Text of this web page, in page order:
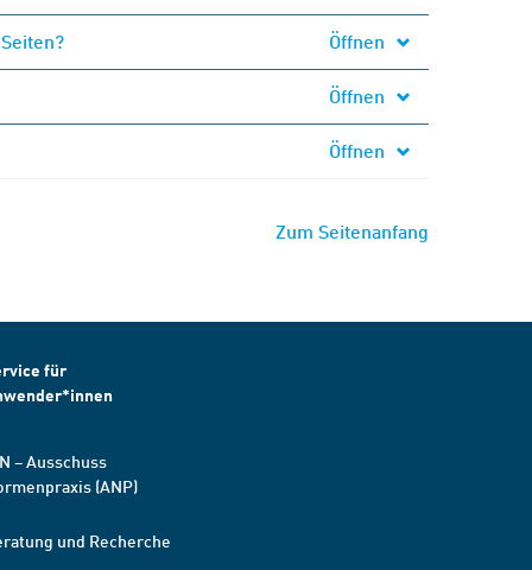
Öffnen
Öffnen
Öffnen
Zum Seitenanfang
für
– Ausschuss
(ANP)
und Recherche